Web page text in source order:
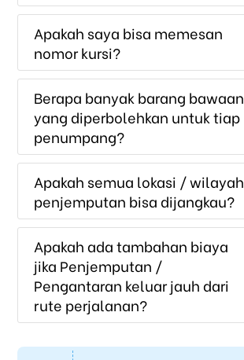
Apakah saya bisa memesan
nomor kursi?
Berapa banyak barang bawaan
yang diperbolehkan untuk tiap
penumpang?
Apakah semua lokasi / wilayah
penjemputan bisa dijangkau?
Apakah ada tambahan biaya
jika Penjemputan /
Pengantaran keluar jauh dari
rute perjalanan?